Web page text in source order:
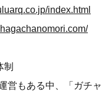
index.html
制
営もある中、「ガチャ